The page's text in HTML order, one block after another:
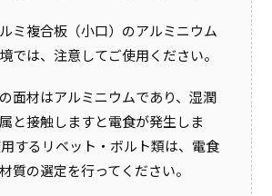
ミ複合板（小口）のアルミニウム
では、注意してご使用ください。
面材はアルミニウムであり、湿潤
と接触しますと電食が発生しま
するリベット・ボルト類は、電食
質の選定を行ってください。